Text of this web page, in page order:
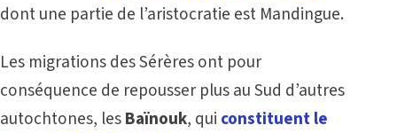
dont une partie de l’aristocratie est Mandingue.
Les migrations des Sérères ont pour
conséquence de repousser plus au Sud d’autres
autochtones, lesBaïnouk, qui constituent le